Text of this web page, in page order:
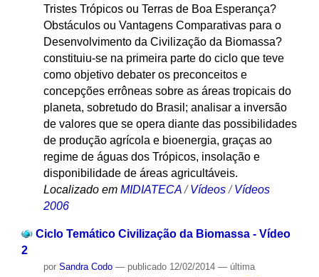
Tristes Trópicos ou Terras de Boa Esperança?
Obstáculos ou Vantagens Comparativas para o
Desenvolvimento da Civilização da Biomassa?
constituiu-se na primeira parte do ciclo que teve
como objetivo debater os preconceitos e
concepções errôneas sobre as áreas tropicais do
planeta, sobretudo do Brasil; analisar a inversão
de valores que se opera diante das possibilidades
de produção agrícola e bioenergia, graças ao
regime de águas dos Trópicos, insolação e
disponibilidade de áreas agricultáveis.
Localizado em MIDIATECA / Vídeos / Vídeos
2006
Ciclo Temático Civilização da Biomassa - Vídeo
2
por Sandra Codo — publicado12/02/2014 — última